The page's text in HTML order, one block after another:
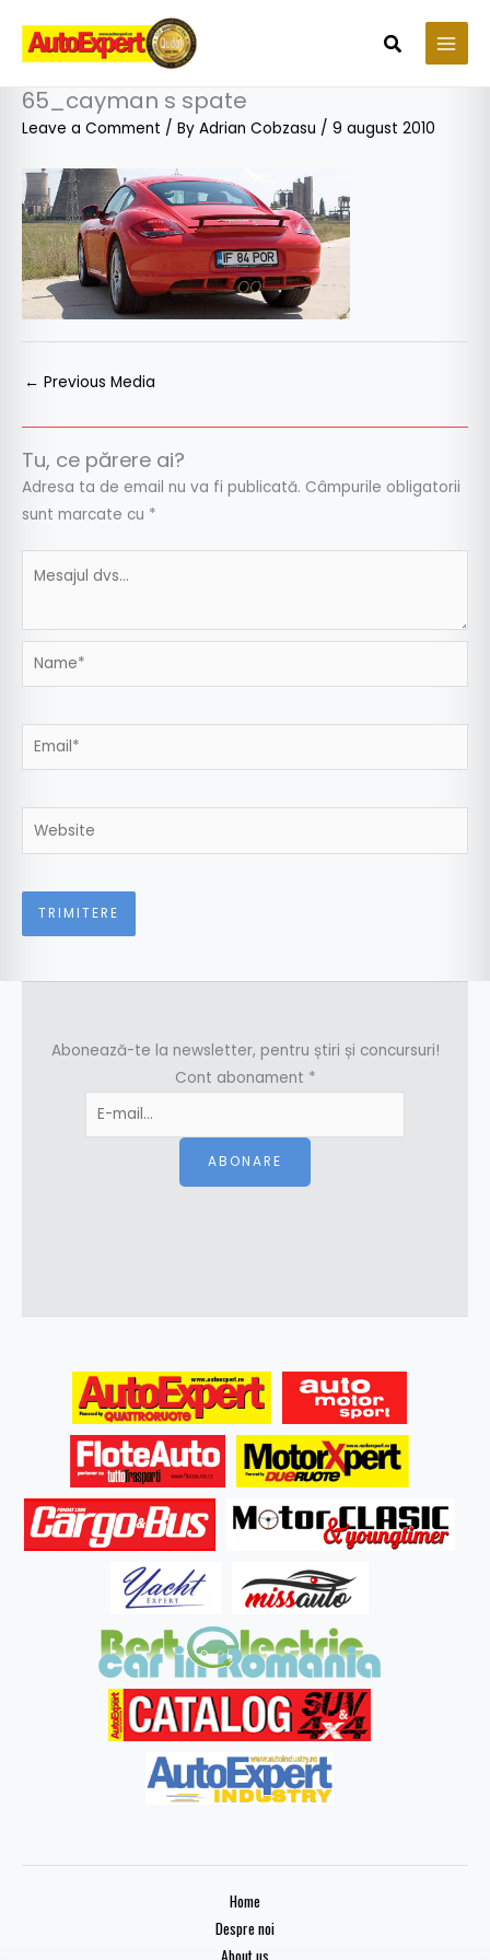
content
Search
65_cayman s spate
Leave a Comment / By Adrian Cobzasu / 9 august 2010
← Previous Media
Tu, ce părere ai?
Adresa ta de email nu va fi publicată. Câmpurile obligatorii
sunt marcate cu *
Name*
Email*
Website
Abonează-te la newsletter, pentru știri și concursuri!
Cont abonament *
ABONARE
Home
Despre noi
About us